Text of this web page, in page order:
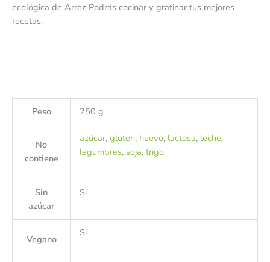
ecológica de Arroz Podrás cocinar y gratinar tus mejores
recetas.
Peso 250 g
No
contiene
azúcar, gluten, huevo, lactosa, leche,
legumbres, soja, trigo
Sin
azúcar
Si
Vegano
Si